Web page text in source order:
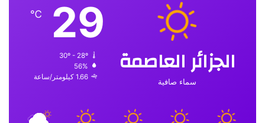
الجزائر العاصمة
سماء صافية
29
℃
30º - 28º
56%
1.66 كيلومتر/ساعة